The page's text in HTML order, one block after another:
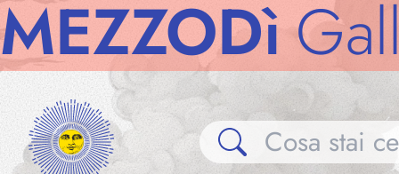
Gallerie